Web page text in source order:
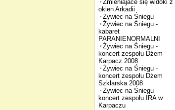
Zmieniajace się widoki z
okien Arkadii
Żywiec na Śniegu
Żywiec na Śniegu -
kabaret
PARANIENORMALNI
Żywiec na Śniegu -
koncert zespołu Dżem
Karpacz 2008
Żywiec na Śniegu -
koncert zespołu Dżem
Szklarska 2008
Żywiec na Śniegu -
koncert zespołu IRA w
Karpaczu